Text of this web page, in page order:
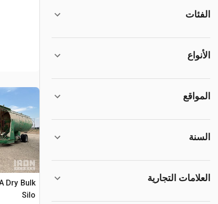
الفئات
الأنواع
المواقع
السنة
العلامات التجارية
Dry Bulk
Silo